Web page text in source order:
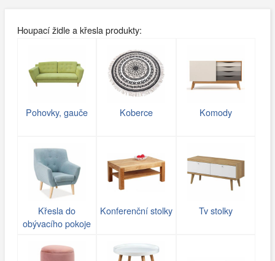
Houpací židle a křesla produkty:
Pohovky, gauče Koberce Komody
Křesla do
obývacího pokoje
Konferenční stolky Tv stolky